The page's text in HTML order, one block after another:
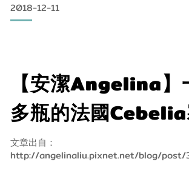
由法國原裝進口的專利可以幫助肌膚修復
2018-12-11
【安潔Angelina】
多瓶的法國
再生霜 肌膚快速修
手
文章出自：
http://angelinaliu.pixnet.net/blog/post/